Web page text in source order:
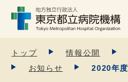
トップ 情報公開
お知らせ
2020年度